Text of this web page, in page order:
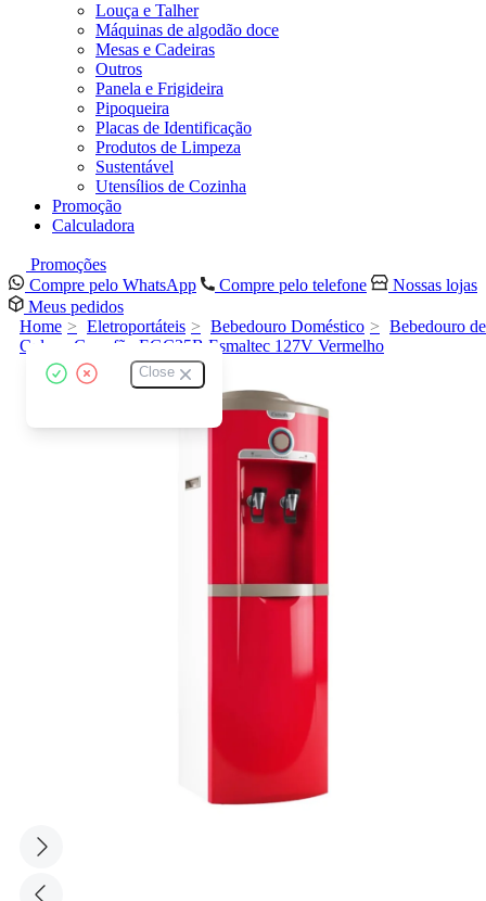
Louça e Talher
Máquinas de algodão doce
Mesas e Cadeiras
Outros
Panela e Frigideira
Pipoqueira
Placas de Identificação
Produtos de Limpeza
Sustentável
Utensílios de Cozinha
Promoção
Calculadora
Promoções
Compre pelo WhatsApp
Compre pelo telefone
Nossas lojas
Meus pedidos
Close
Home Eletroportáteis Bebedouro Doméstico
Bebedouro de
Coluna Garrafão EGC35B Esmaltec 127V Vermelho